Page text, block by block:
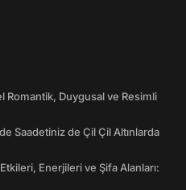
Romantik, Duygusal ve Resimli
Saadetiniz de Çil Çil Altınlarda
Enerjileri ve Şifa Alanları: